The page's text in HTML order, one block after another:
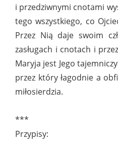
i przedziwnymi cnotami
tego wszystkiego, co
Przez Nią daje swoim
zasługach i cnotach i
Maryja jest Jego
przez który łagodnie a
miłosierdzia.
***
Przypisy: